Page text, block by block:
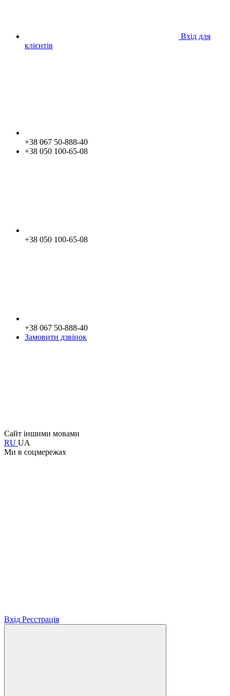
Вхід для
клієнтів
+38 067 50-888-40
+38 050 100-65-08
+38 050 100-65-08
+38 067 50-888-40
Замовити дзвінок
Сайт іншими мовами
RU UA
Ми в соцмережах
Вхід Реєстрація